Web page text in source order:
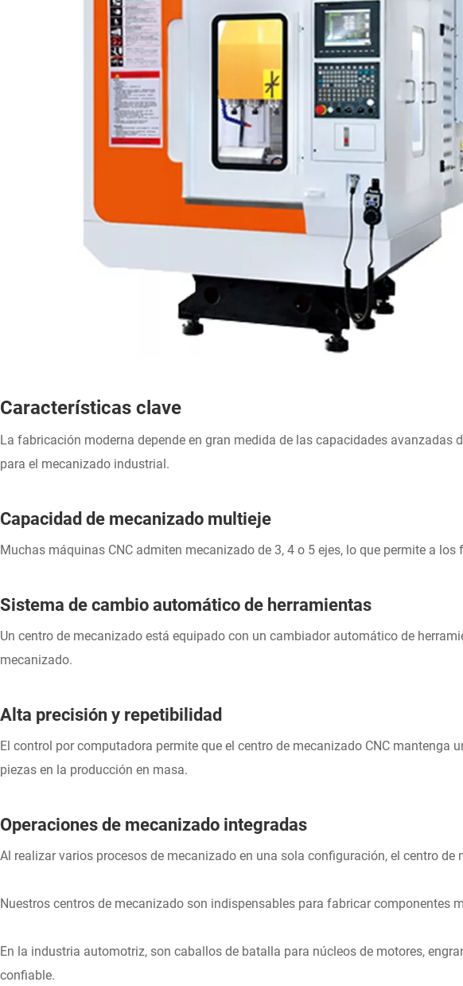
Características clave
La fabricación moderna depende en gran medida de las capacidades avanzadas
para el mecanizado industrial.
Capacidad de mecanizado multieje
Muchas máquinas CNC admiten mecanizado de 3, 4 o 5 ejes, lo que permite a
Sistema de cambio automático de herramientas
Un centro de mecanizado está equipado con un cambiador automático de
mecanizado.
Alta precisión y repetibilidad
El control por computadora permite que el centro de mecanizado CNC
piezas en la producción en masa.
Operaciones de mecanizado integradas
Al realizar varios procesos de mecanizado en una sola configuración, el centro
Nuestros centros de mecanizado son indispensables para fabricar
En la industria automotriz, son caballos de batalla para núcleos de motores,
confiable.